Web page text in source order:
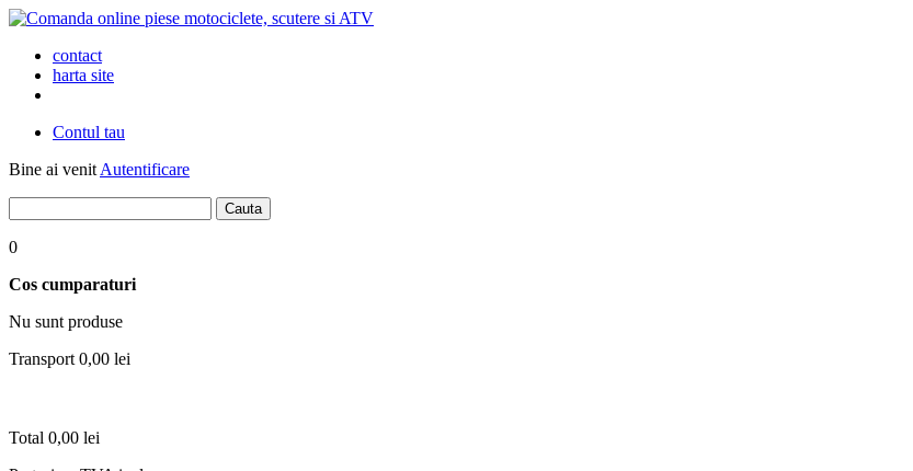
contact
harta site
Contul tau
Bine ai venit Autentificare
0
Cos cumparaturi
Nu sunt produse
Transport 0,00 lei
Total 0,00 lei